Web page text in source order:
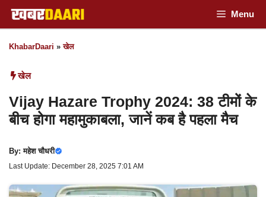
Skip
to
content
Menu
KhabarDaari »खेल
खेल
Vijay Hazare Trophy 2024: 38 टीमों के
बीच होगा महामुकाबला, जानें कब है पहला मैच
By:महेश चौधरी
Last Update: December 28, 2025 7:01 AM